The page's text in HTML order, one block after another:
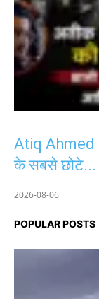
Atiq Ahmed
के सबसे छोटे...
2026-08-06
POPULAR POSTS